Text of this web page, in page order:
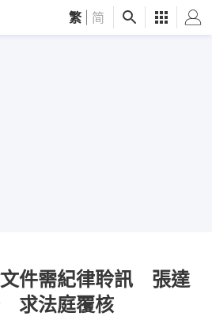
繁 简
件需紀律聆訊 張達
求法庭覆核